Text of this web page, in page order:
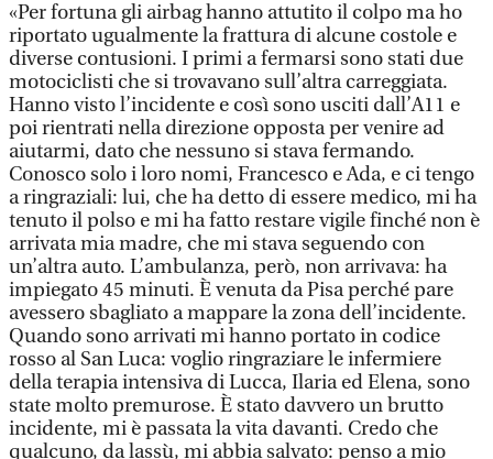
«Per fortuna gli airbag hanno attutito il colpo ma ho
riportato ugualmente la frattura di alcune costole e
diverse contusioni. I primi a fermarsi sono stati due
motociclisti che si trovavano sull’altra carreggiata.
Hanno visto l’incidente e così sono usciti dall’A11 e
poi rientrati nella direzione opposta per venire ad
aiutarmi, dato che nessuno si stava fermando.
Conosco solo i loro nomi, Francesco e Ada, e ci tengo
a ringraziali: lui, che ha detto di essere medico, mi ha
tenuto il polso e mi ha fatto restare vigile finché non è
arrivata mia madre, che mi stava seguendo con
un’altra auto. L’ambulanza, però, non arrivava: ha
impiegato 45 minuti. È venuta da Pisa perché pare
avessero sbagliato a mappare la zona dell’incidente.
Quando sono arrivati mi hanno portato in codice
rosso al San Luca: voglio ringraziare le infermiere
della terapia intensiva di Lucca, Ilaria ed Elena, sono
state molto premurose. È stato davvero un brutto
incidente, mi è passata la vita davanti. Credo che
qualcuno, da lassù, mi abbia salvato: penso a mio